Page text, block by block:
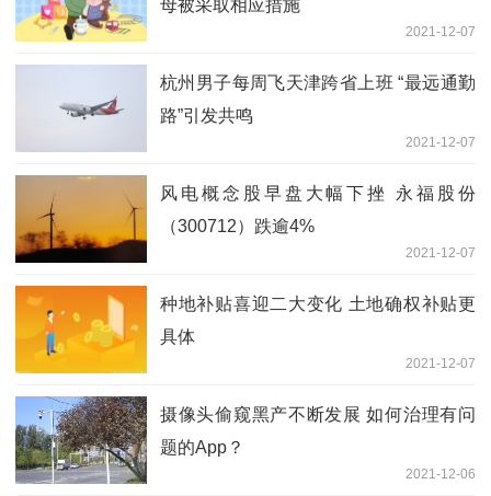
母被采取相应措施
2021-12-07
杭州男子每周飞天津跨省上班 “最远通勤
路”引发共鸣
2021-12-07
风电概念股早盘大幅下挫 永福股份
（300712）跌逾4%
2021-12-07
种地补贴喜迎二大变化 土地确权补贴更
具体
2021-12-07
摄像头偷窥黑产不断发展 如何治理有问
题的App？
2021-12-06